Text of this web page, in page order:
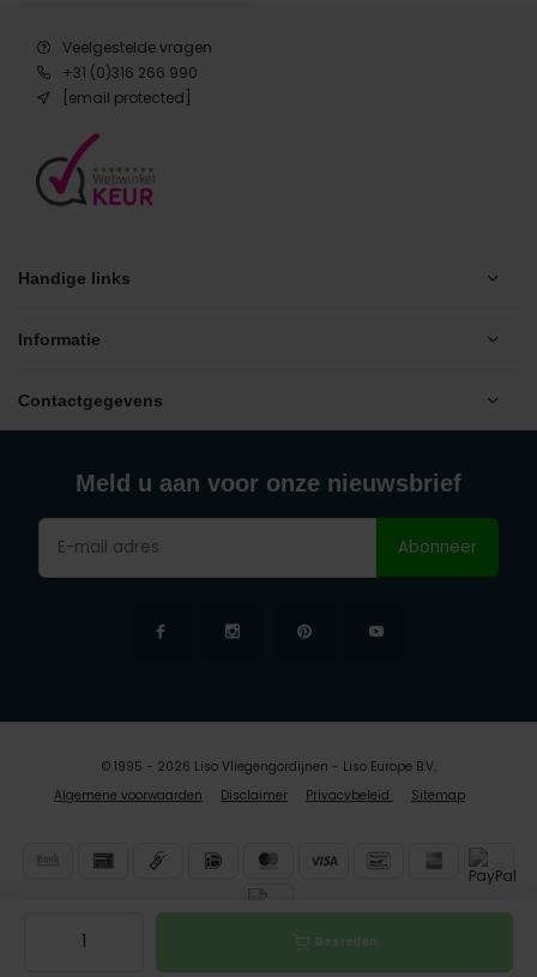
Bestellen
Veelgestelde vragen
+31 (0)316 266 990
[email protected]
Handige links
Informatie
Contactgegevens
Meld u aan voor onze nieuwsbrief
Abonneer
Algemene voorwaarden Disclaimer Privacybeleid Sitemap
© 1995 - 2026 Liso Vliegengordijnen - Liso Europe B.V.